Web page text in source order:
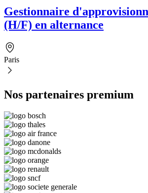
Gestionnaire
(H/F) en alternance
Paris
Nos partenaires premium